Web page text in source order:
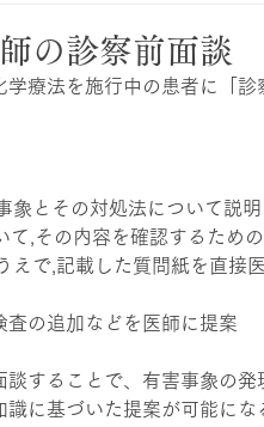
の診察前面談
療法を施行中の患者に「診
象とその対処法について説明
て,その内容を確認するため
えで,記載した質問紙を直接
査の追加などを医師に提案
することで、有害事象の発
に基づいた提案が可能にな